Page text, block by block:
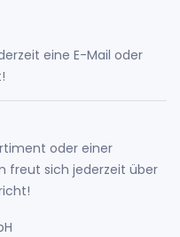
eine E-Mail oder
oder einer
freut sich jederzeit über